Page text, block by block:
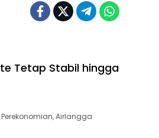
Tetap Stabil hingga
Perekonomian, Airlangga